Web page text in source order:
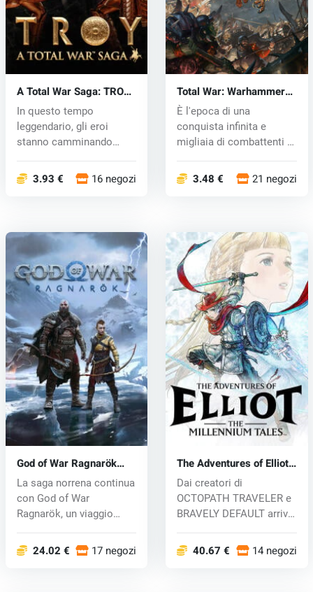
A Total War Saga: TROY
(PC) key
In questo tempo
leggendario, gli eroi
stanno camminando
3.93 € 16 negozi
Total War: Warhammer
(PC) CD key
È l'epoca di una
conquista infinita e
migliaia di combattenti si
3.48 € 21 negozi
God of War Ragnarök
(PC) key
La saga norrena continua
con God of War
Ragnarök, un viaggio
24.02 € 17 negozi
The Adventures of Elliot:
The Millennium Tales
(PC) key
Dai creatori di
OCTOPATH TRAVELER e
BRAVELY DEFAULT arriva
40.67 € 14 negozi